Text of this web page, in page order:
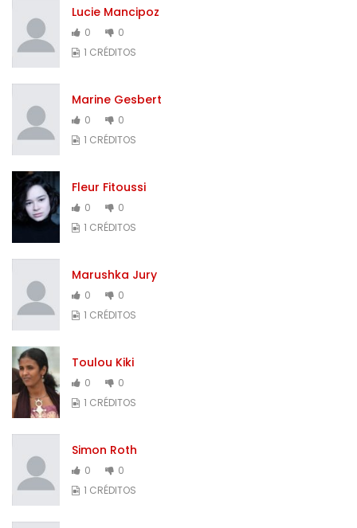
Lucie Mancipoz
0
0
1 CRÉDITOS
Marine Gesbert
0
0
1 CRÉDITOS
Fleur Fitoussi
0
0
1 CRÉDITOS
Marushka Jury
0
0
1 CRÉDITOS
Toulou Kiki
0
0
1 CRÉDITOS
Simon Roth
0
0
1 CRÉDITOS